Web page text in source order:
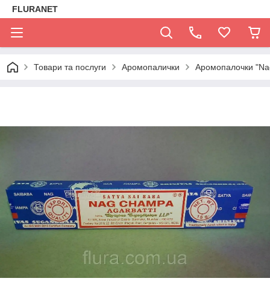
FLURANET
Товари та послуги Аромопалички Аромопалочки